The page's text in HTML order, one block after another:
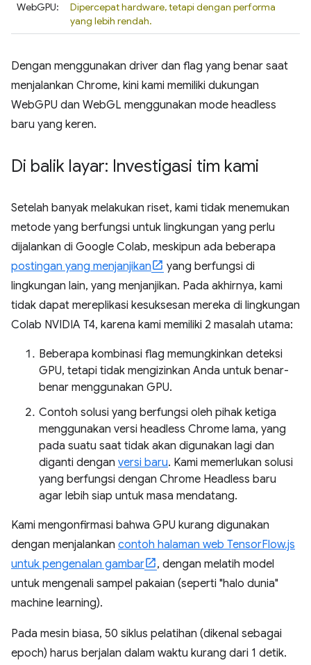
WebGPU:
Dipercepat hardware, tetapi dengan performa
yang lebih rendah.
Dengan menggunakan driver dan flag yang benar saat
menjalankan Chrome, kini kami memiliki dukungan
WebGPU dan WebGL menggunakan mode headless
baru yang keren.
Di balik layar: Investigasi tim kami
Setelah banyak melakukan riset, kami tidak menemukan
metode yang berfungsi untuk lingkungan yang perlu
dijalankan di Google Colab, meskipun ada beberapa
postingan yang menjanjikan
yang berfungsi di
lingkungan lain, yang menjanjikan. Pada akhirnya, kami
tidak dapat mereplikasi kesuksesan mereka di lingkungan
Colab NVIDIA T4, karena kami memiliki 2 masalah utama:
Beberapa kombinasi flag memungkinkan deteksi
GPU, tetapi tidak mengizinkan Anda untuk benar-
benar menggunakan GPU.
Contoh solusi yang berfungsi oleh pihak ketiga
menggunakan versi headless Chrome lama, yang
pada suatu saat tidak akan digunakan lagi dan
diganti dengan versi baru. Kami memerlukan solusi
yang berfungsi dengan Chrome Headless baru
agar lebih siap untuk masa mendatang.
Kami mengonfirmasi bahwa GPU kurang digunakan
dengan menjalankan contoh halaman web TensorFlow.js
untuk pengenalan gambar
, dengan melatih model
untuk mengenali sampel pakaian (seperti "halo dunia"
machine learning).
Pada mesin biasa, 50 siklus pelatihan (dikenal sebagai
epoch) harus berjalan dalam waktu kurang dari 1 detik.